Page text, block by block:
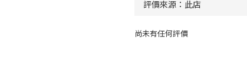
尚未有任何評價